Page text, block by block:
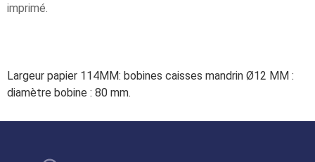
imprimé.
Largeur papier 114MM: bobines caisses mandrin Ø12 MM :
diamètre bobine : 80 mm.